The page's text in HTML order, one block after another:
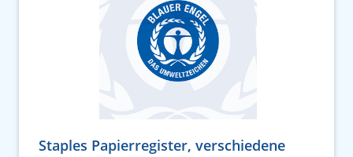
Staples Papierregister, verschiedene